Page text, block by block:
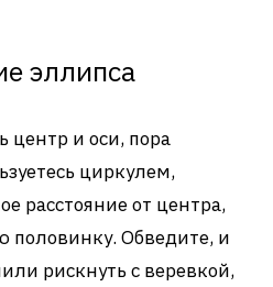
эллипса
центр и оси, пора
циркулем,
расстояние от центра,
половинку. Обведите, и
рискнуть с веревкой,